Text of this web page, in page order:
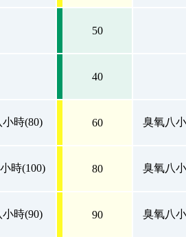
50
40
時(80) 60 臭氧八
時(100) 80 臭氧八
時(90) 90 臭氧八